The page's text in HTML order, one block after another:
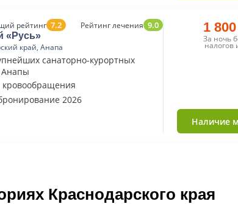
рейтинг 7.2 Рейтинг лечения 9.0
«Русь»
край, Анапа
санаторно-курортных
Анапы
кровообращения
2026
1
За ночь
налогов
Наличие
Краснодарского края